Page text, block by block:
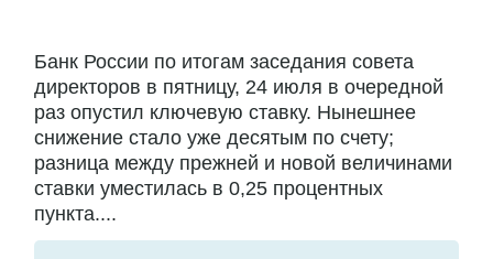
Банк России по итогам заседания совета
директоров в пятницу, 24 июля в очередной
раз опустил ключевую ставку. Нынешнее
снижение стало уже десятым по счету;
разница между прежней и новой величинами
ставки уместилась в 0,25 процентных
пункта....